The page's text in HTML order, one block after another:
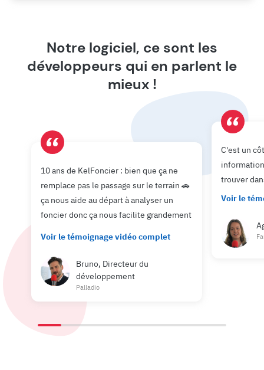
Notre logiciel, ce sont les
développeurs qui en parlent le
mieux !
10 ans de KelFoncier : bien que ça ne
remplace pas le passage sur le terrain 🚗
ça nous aide au départ à analyser un
foncier donc ça nous facilite grandement
Voir le témoignage vidéo complet
Bruno, Directeur du
développement
Palladio
C'est un
trouver
Voir le